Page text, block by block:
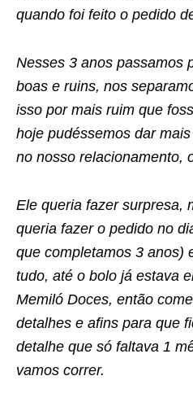
quando foi feito o pedido
Nesses 3 anos passamos
boas e ruins, nos
isso por mais ruim que
hoje pudéssemos dar
no nosso relacionamento,
Ele queria fazer surpresa,
queria fazer o pedido no
que completamos 3 anos)
tudo, até o bolo já estava
Memiló Doces, então
detalhes e afins para que
detalhe que só faltava 1
vamos correr.